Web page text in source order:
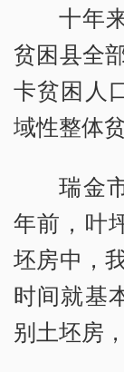
十年
贫困县全
卡贫困人
域性整体贫
瑞金
年前，叶
坯房中，
时间就基
别土坯房